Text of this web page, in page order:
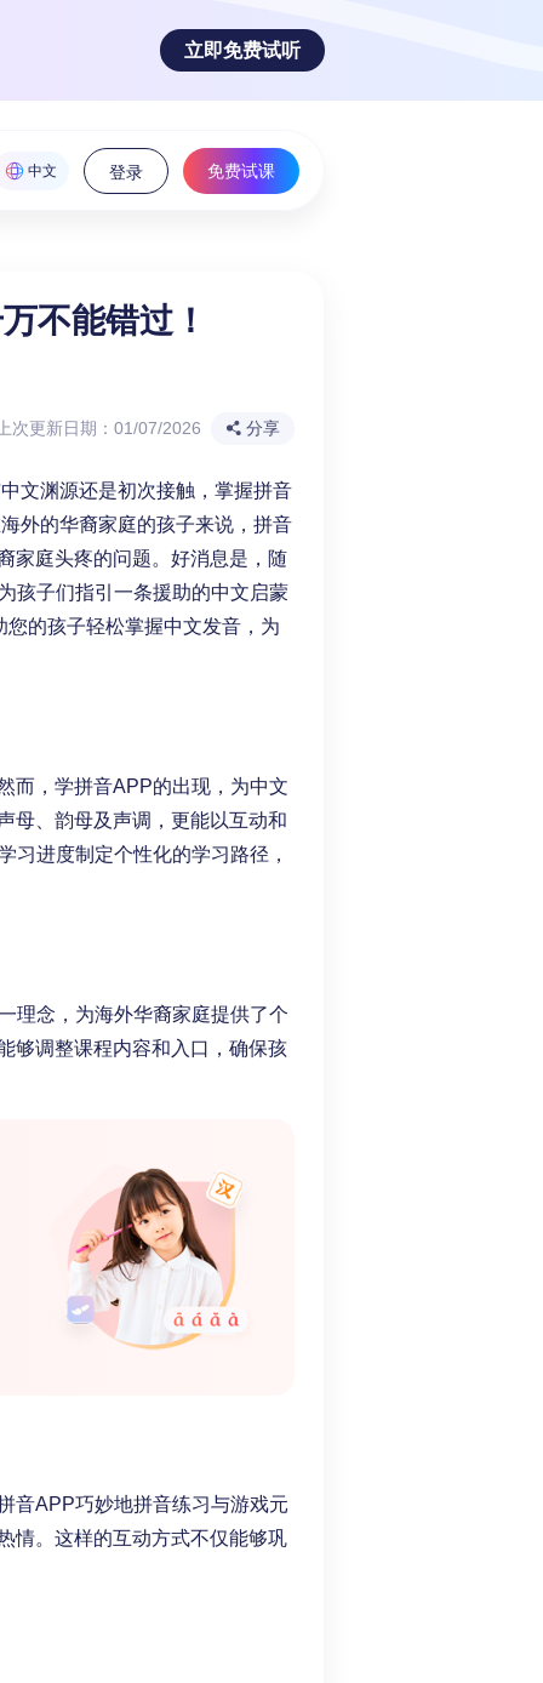
立即免费试听
中文 登录 免费试课
不能错过！
上次更新日期：01/07/2026 分享
文渊源还是初次接触，掌握拼音
外的华裔家庭的孩子来说，拼音
家庭头疼的问题。好消息是，随
孩子们指引一条援助的中文启蒙
的孩子轻松掌握中文发音，为
而，学拼音APP的出现，为中文
母、韵母及声调，更能以互动和
习进度制定个性化的学习路径，
理念，为海外华裔家庭提供了个
够调整课程内容和入口，确保孩
音APP巧妙地拼音练习与游戏元
情。这样的互动方式不仅能够巩